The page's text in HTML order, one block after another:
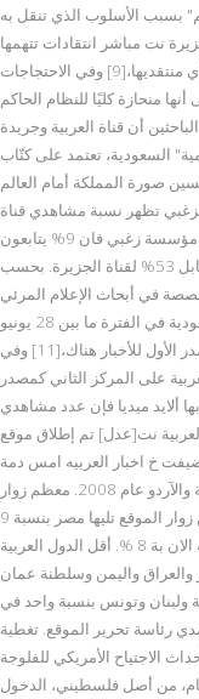
بسبب الأسلوب الذي تنقل به
نت مباشر انتقادات تتهمها
بمناصرة السياسات السعودية والأمريكية حسب رأي منتقديها،[9] وفي الاحتجاجات
العربية على أنها منحازة كليًا للنظام الحاكم
ذكر عدد من الباحثين أن قناة العربية وجريدة
السعودية، تعتمد على كتّاب
صورة المملكة أمام العالم
تظهر نسبة مشاهدي قناة
العربية سنة 2008 بحسب استطلاع راى قامت به مؤسسة زغبي فان 9% يتابعون
العربية كمصدر أول للأخبار في أغلب الأحيان, مقابل 53% لقناة الجزيرة. بحسب
في أبحاث الإعلام المرئي
على عينة من سكان ومواطني المملكة العربية السعودية في الفترة ما بين 28 يونيو
2006 و1 أغسطس 2006 كانت قناة العربية المصدر الأول للأخبار هناك،[11] وفي
على المركز الثاني كمصدر
دراسة قامت بها ألايد ميديا فإن عدد مشاهدي
يقدر بـ 23,396,120 مشاهد.[13] العربية نت[عدل] تم إطلاق موقع
باللغة العربية وأضيفت خ اخبار العربيه امس دمة
تصفح الموقع باللغة الإنجليزية عام 2007 والفارسية والآردو عام 2008. معظم زوار
ومعلقي الموقع بالعربية من السعودية بنسبة 32 % من زوار الموقع تليها مصر بنسبة 9
% وسوريا 7 % والولايات المتحدة بنس اخبار العربيه الان بة 8 %. أقل الدول العربية
والعراق واليمن وسلطنة عمان
ولبنان وتونس بنسبة واحد في
رئاسة تحرير الموقع. تغطية
الاجتياح الأمريكي للفلوجة
من أصل فلسطيني، الدخول